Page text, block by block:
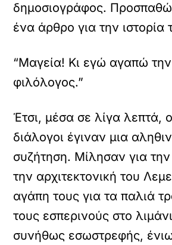
δημοσιογράφος.
ένα άρθρο για την ιστορία
“Μαγεία! Κι εγώ αγαπώ την
φιλόλογος.”
Έτσι, μέσα σε λίγα λεπτά,
διάλογοι έγιναν μια
συζήτηση. Μίλησαν για
την αρχιτεκτονική του
αγάπη τους για τα παλιά
τους εσπερινούς στο
συνήθως εσωστρεφής,